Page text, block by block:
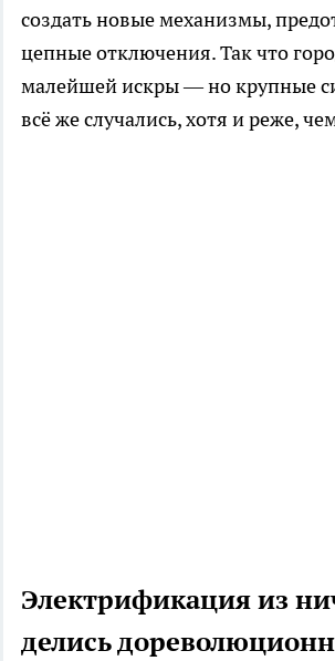
создать новые механизмы,
цепные отключения. Так что
малейшей искры — но крупные
всё же случались, хотя и реже,
Электрификация из
делись